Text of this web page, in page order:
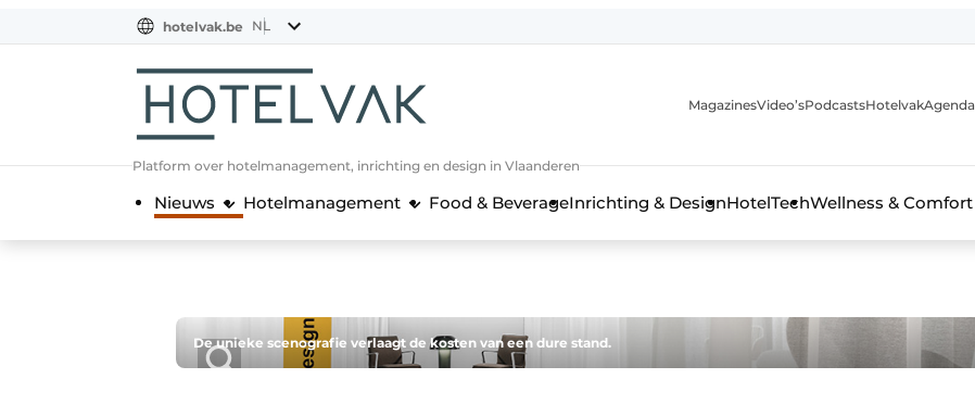
NL
EN
FR
hotelvak.be NL
Platform over hotelmanagement, inrichting en design in Vlaanderen
MagazinesVideo’sPodcastsHotelvakAgenda
Nieuws Hotelmanagement Food & BeverageInrichting & DesignHotelTechWellness & Comfort
De unieke scenografie verlaagt de kosten van een dure stand.